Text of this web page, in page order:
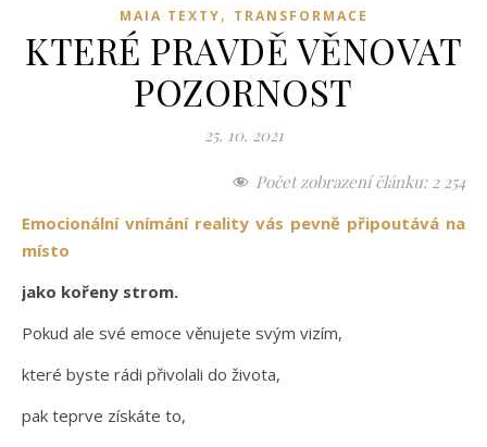
MAIA TEXTY, TRANSFORMACE
KTERÉ PRAVDĚ VĚNOVAT
POZORNOST
25. 10. 2021
Počet zobrazení článku: 2 254
Emocionální vnímání reality vás pevně připoutává na
místo
jako kořeny strom.
Pokud ale své emoce věnujete svým vizím,
které byste rádi přivolali do života,
pak teprve získáte to,